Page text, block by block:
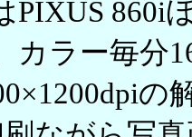
PIXUS 860i
カラー毎分
の